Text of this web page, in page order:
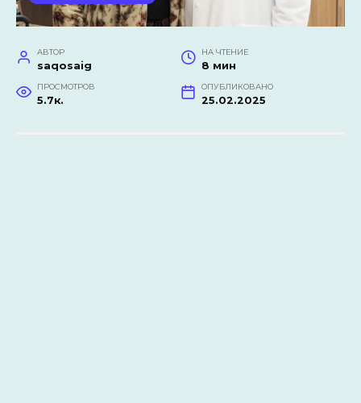
АВТОР
saqosaig
НА ЧТЕНИЕ
8 мин
ПРОСМОТРОВ
5.7к.
ОПУБЛИКОВАНО
25.02.2025